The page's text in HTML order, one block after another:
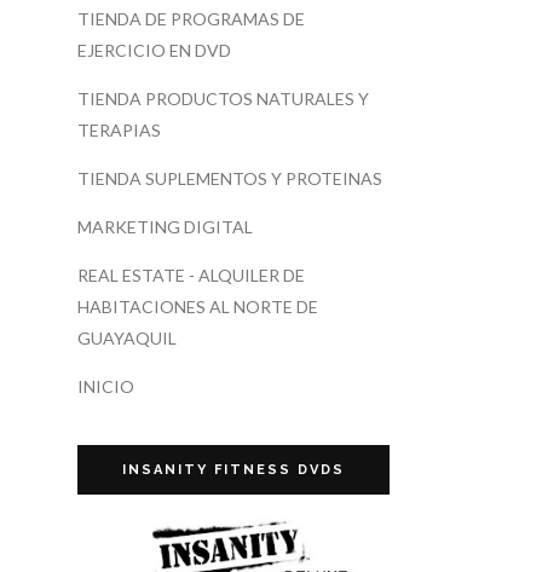
TIENDA DE PROGRAMAS DE
EJERCICIO EN DVD
TIENDA PRODUCTOS NATURALES Y
TERAPIAS
TIENDA SUPLEMENTOS Y PROTEINAS
MARKETING DIGITAL
REAL ESTATE - ALQUILER DE
HABITACIONES AL NORTE DE
GUAYAQUIL
INICIO
INSANITY FITNESS DVDS